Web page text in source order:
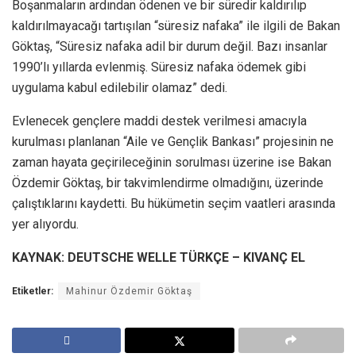
Boşanmaların ardından ödenen ve bir süredir kaldırılıp
kaldırılmayacağı tartışılan “süresiz nafaka” ile ilgili de Bakan
Göktaş, “Süresiz nafaka adil bir durum değil. Bazı insanlar
1990’lı yıllarda evlenmiş. Süresiz nafaka ödemek gibi
uygulama kabul edilebilir olamaz” dedi.
Evlenecek gençlere maddi destek verilmesi amacıyla
kurulması planlanan “Aile ve Gençlik Bankası” projesinin ne
zaman hayata geçirileceğinin sorulması üzerine ise Bakan
Özdemir Göktaş, bir takvimlendirme olmadığını, üzerinde
çalıştıklarını kaydetti. Bu hükümetin seçim vaatleri arasında
yer alıyordu.
KAYNAK: DEUTSCHE WELLE TÜRKÇE – KIVANÇ EL
Etiketler: Mahinur Özdemir Göktaş